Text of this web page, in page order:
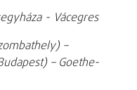
- Vácegres
–
– Goethe-